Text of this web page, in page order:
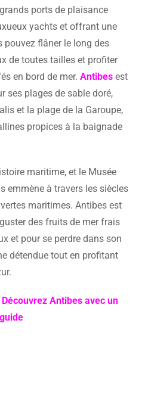
ports de plaisance
yachts et offrant une
pouvez flâner le long des
de toutes tailles et profiter
en bord de mer. Antibes est
ses plages de sable doré,
et la plage de la Garoupe,
propices à la baignade
maritime, et le Musée
emmène à travers les siècles
maritimes. Antibes est
des fruits de mer frais
et pour se perdre dans son
détendue tout en profitant
Antibes avec un
guide